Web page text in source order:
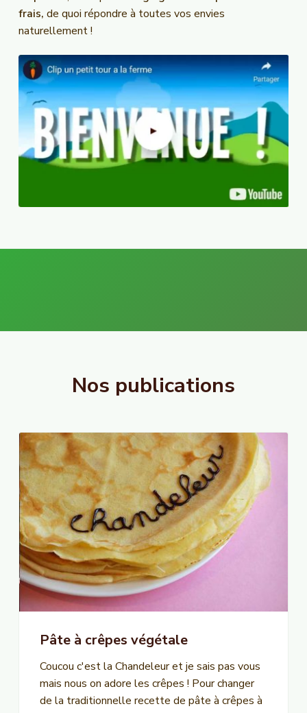
frais, de quoi répondre à toutes vos envies
naturellement !
Nos publications
Pâte à crêpes végétale
Coucou c'est la Chandeleur et je sais pas vous
mais nous on adore les crêpes ! Pour changer
de la traditionnelle recette de pâte à crêpes à